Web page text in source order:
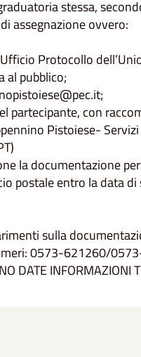
stessa,
assegnazione ovvero:
Protocollo
al pubblico;
partecipante, con
Pistoiese-
la documentazione
postale entro la data di
sulla
0573-621260/
DATE INFORMAZIONI